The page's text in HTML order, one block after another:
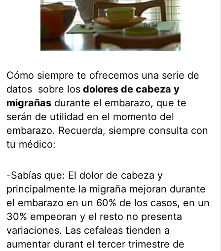
Cómo siempre te ofrecemos una serie de
datos sobre los dolores de cabeza y
migrañas durante el embarazo, que te
serán de utilidad en el momento del
embarazo. Recuerda, siempre consulta con
tu médico:
-Sabías que: El dolor de cabeza y
principalmente la migraña mejoran durante
el embarazo en un 60% de los casos, en un
30% empeoran y el resto no presenta
variaciones. Las cefaleas tienden a
aumentar durant el tercer trimestre de